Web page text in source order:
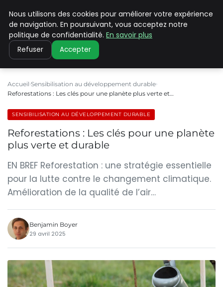
CLIMATE C ADVANCED
Accueil Sensibilisation au développement durable
Reforestations : Les clés pour une planète plus verte et…
SENSIBILISATION AU DÉVELOPPEMENT DURABLE
Reforestations : Les clés pour une planète
plus verte et durable
EN BREF Reforestation : une stratégie essentielle
pour la lutte contre le changement climatique.
Amélioration de la qualité de l’air…
Benjamin Boyer
29 avril 2025
Nous utilisons des cookies pour améliorer votre expérience
de navigation. En poursuivant, vous acceptez notre
politique de confidentialité. En savoir plus
Refuser Accepter